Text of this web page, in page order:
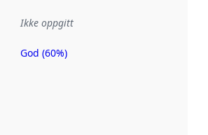
Ikke oppgitt
Metadatakvalitet
God (60%)